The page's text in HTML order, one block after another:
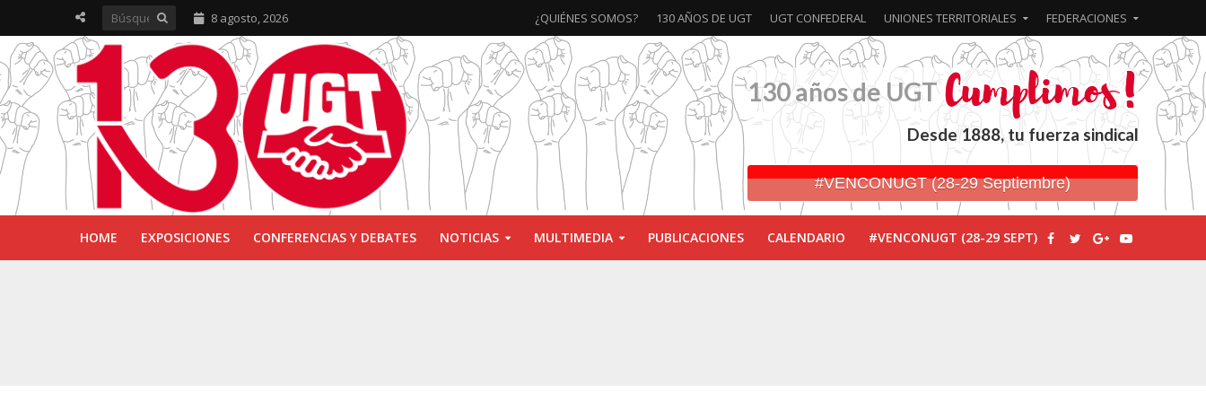
8 agosto, 2026 ¿QUIÉNES SOMOS? 130 AÑOS DE UGT UGT CONFEDERAL UNIONES TERRITORIALES FEDERACIONES
130 años de UGT
Desde 1888, tu fuerza sindical
#VENCONUGT (28-29 Septiembre)
HOME EXPOSICIONES CONFERENCIAS Y DEBATES NOTICIAS MULTIMEDIA PUBLICACIONES CALENDARIO #VENCONUGT (28-29 SEPT)